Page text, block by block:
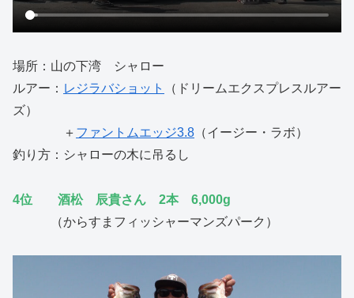
場所：山の下湾 シャロー
ルアー： レジラバショット
（ドリームエクスプレスルアー
ズ）
＋ ファントムエッジ3.8 （イージー・ラボ）
釣り方：シャローの木に吊るし
4位 酒松 辰貴さん 2本 6,000g
（からすまフィッシャーマンズパーク）